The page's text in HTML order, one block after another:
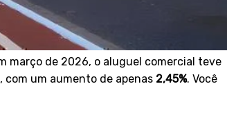
março de 2026, o aluguel comercial teve
com um aumento de apenas 2,45%. Você